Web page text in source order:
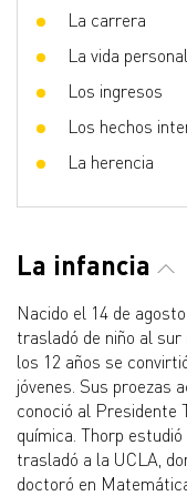
La carrera
La vida personal
Los ingresos
Los hechos
La herencia
La infancia
Nacido el 14 de
trasladó de niño al sur
los 12 años se
jóvenes. Sus proezas
conoció al Presidente
química. Thorp
trasladó a la UCLA,
doctoró en